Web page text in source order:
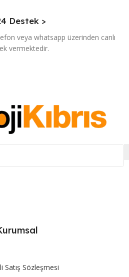
Destek >
veya whatsapp üzerinden canlı
vermektedir.
Satış Sözleşmesi